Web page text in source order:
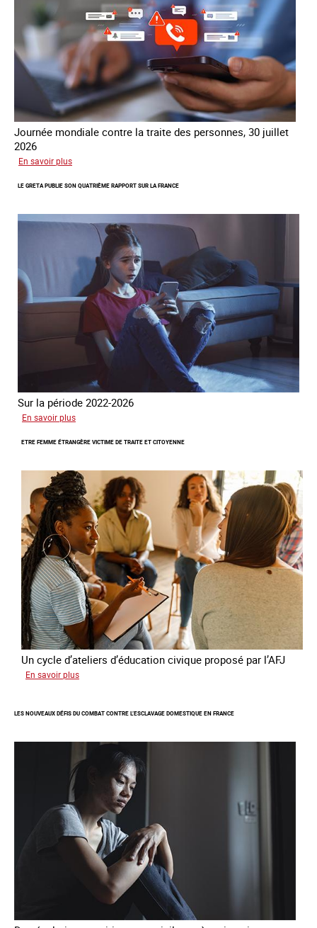
Journée mondiale contre la traite des personnes, 30 juillet
2026
En savoir plus
par
LE GRETA PUBLIE SON QUATRIÈME RAPPORT SUR LA FRANCE
Sur la période 2022-2026
En savoir plus
GRETA
son
quatrième
rapport
sur
la
France
ETRE FEMME ÉTRANGÈRE VICTIME DE TRAITE ET CITOYENNE
Un cycle d’ateliers d’éducation civique proposé par l’AFJ
En savoir plus
étrangère
de
traite
citoyenne
LES NOUVEAUX DÉFIS DU COMBAT CONTRE L’ESCLAVAGE DOMESTIQUE EN FRANCE